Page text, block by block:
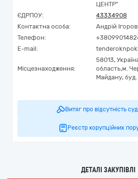
ЦЕНТР"
ЄДРПОУ:
43334908
Контактна особа:
Андрій
Телефон:
E-mail:
Місцезнаходження:
58013,
область,м.
Майдану,
Витяг про відсутність
Реєстр корупційних
ДЕТАЛІ ЗАКУПІВЛІ